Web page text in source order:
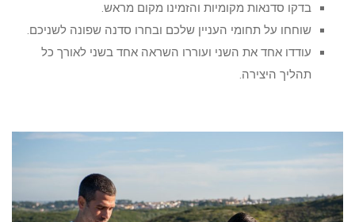
בדקו סדנאות מקומיות והזמינו מקום מראש.
שוחחו על תחומי העניין שלכם ובחרו סדנה שפונה לשניכם.
עודדו אחד את השני ועוררו השראה אחד בשני לאורך כל
תהליך היצירה.